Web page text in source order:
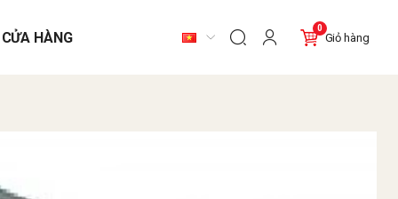
HÀNG
0
Giỏ hàng